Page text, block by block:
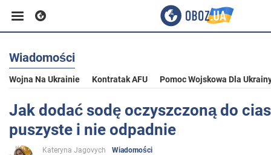
Biznes
Sport
Rozrywka
Wiadomości
Wojna Na Ukrainie Kontratak AFU Pomoc Wojskowa Dla
Jak dodać sodę oczyszczoną do
puszyste i nie odpadnie
Kateryna Jagovych
Wiadomości